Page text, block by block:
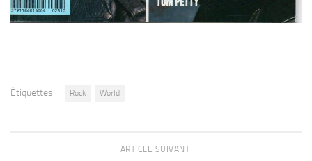
Étiquettes : Rock World
ARTICLE SUIVANT